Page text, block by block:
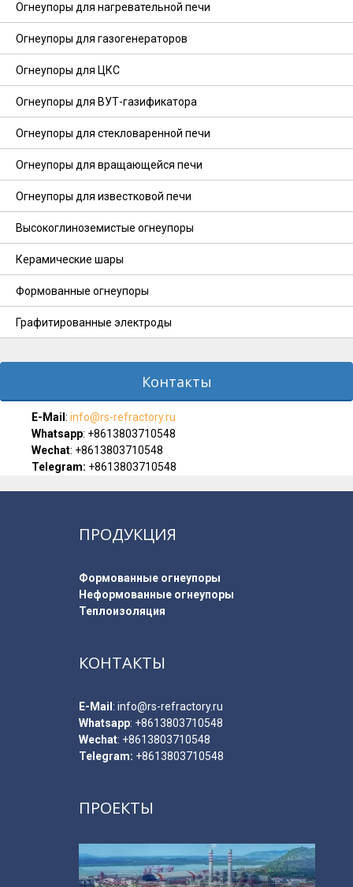
Огнеупоры для нагревательной печи
Огнеупоры для газогенераторов
Огнеупоры для ЦКС
Огнеупоры для ВУТ-газификатора
Огнеупоры для стекловаренной печи
Огнеупоры для вращающейся печи
Огнеупоры для известковой печи
Высокоглиноземистые огнеупоры
Керамические шары
Формованные огнеупоры
Графитированные электроды
Контакты
E-Мail : info@rs-refractory.ru
Whatsapp: +8613803710548
Wechat: +8613803710548
Telegram: +8613803710548
ПРОДУКЦИЯ
Формованные огнеупоры
Неформованные огнеупоры
Теплоизоляция
КОНТАКТЫ
E-Мail : info@rs-refractory.ru
Whatsapp: +8613803710548
Wechat: +8613803710548
Telegram: +8613803710548
ПРОЕКТЫ